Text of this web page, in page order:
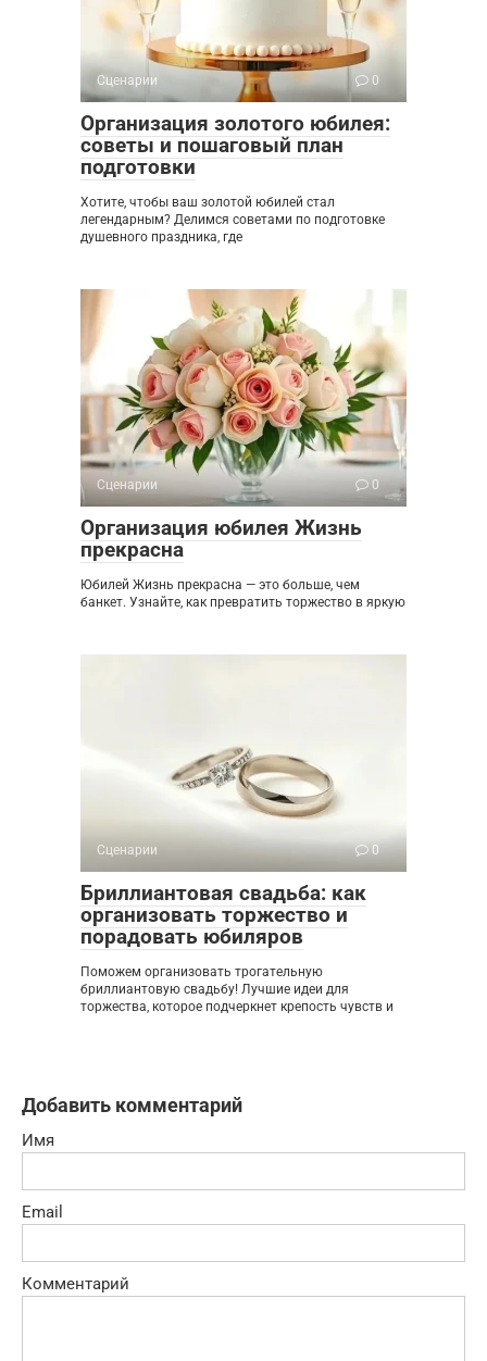
Сценарии 0
Организация золотого юбилея:
советы и пошаговый план
подготовки
Хотите, чтобы ваш золотой юбилей стал
легендарным? Делимся советами по подготовке
душевного праздника, где
Сценарии 0
Организация юбилея Жизнь
прекрасна
Юбилей Жизнь прекрасна — это больше, чем
банкет. Узнайте, как превратить торжество в яркую
Сценарии 0
Бриллиантовая свадьба: как
организовать торжество и
порадовать юбиляров
Поможем организовать трогательную
бриллиантовую свадьбу! Лучшие идеи для
торжества, которое подчеркнет крепость чувств и
Добавить комментарий
Имя
Email
Комментарий